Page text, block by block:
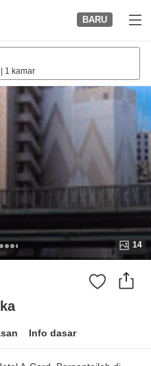
BARU
1 kamar
14
Info dasar